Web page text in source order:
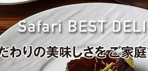
新ブランドご紹介！
人気記事ランキング
バイヤーズ レコメンド
今週の別注アイテム
ウィークリーコーデ
会員利
プライ
特定商